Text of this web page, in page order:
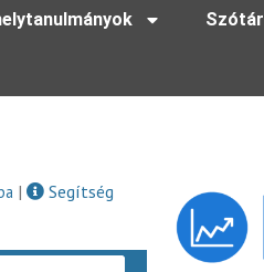
Szótár
|
Segítség